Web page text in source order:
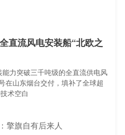
直流风电安装船“北欧之
力突破三千吨级的全直流供电风
山东烟台交付，填补了全球超
术空白